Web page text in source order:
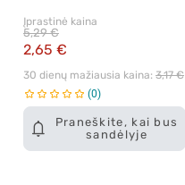
Praneškite, kai bus
sandėlyje
Įprastinė kaina
2,65 €
5,29 €
30 dienų mažiausia kaina: 3,17 €
0